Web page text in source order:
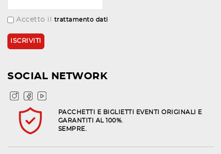
Accetto il trattamento dati
SOCIAL NETWORK
PACCHETTI E BIGLIETTI EVENTI ORIGINALI E
GARANTITI AL 100%.
SEMPRE.